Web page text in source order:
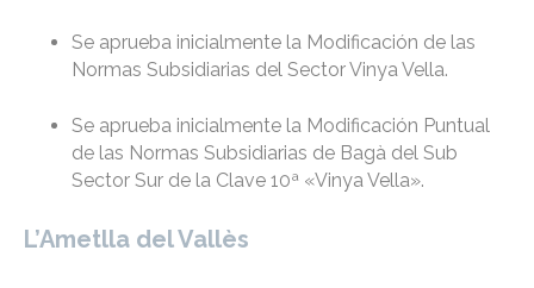
Se aprueba inicialmente la Modificación de las
Normas Subsidiarias del Sector Vinya Vella.
Se aprueba inicialmente la Modificación Puntual
de las Normas Subsidiarias de Bagà del Sub
Sector Sur de la Clave 10ª «Vinya Vella».
L’Ametlla del Vallès